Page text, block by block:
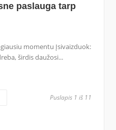
paslauga tarp
momentu Įsivaizduok:
širdis daužosi...
Puslapis 1 iš 11